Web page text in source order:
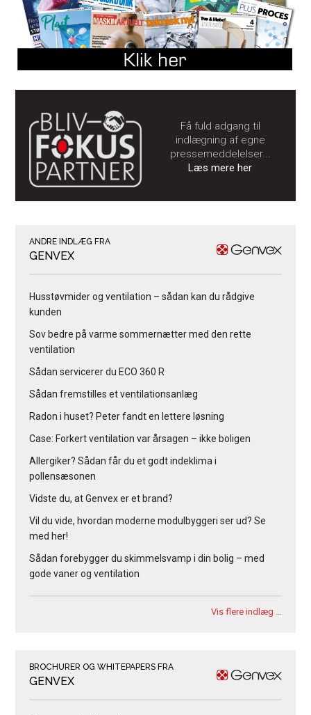
Få fuld adgang til
indlægning af egne
pressemeddelelser...
Læs mere her
ANDRE INDLÆG FRA
GENVEX
Husstøvmider og ventilation – sådan kan du rådgive
kunden
Sov bedre på varme sommernætter med den rette
ventilation
Sådan servicerer du ECO 360 R
Sådan fremstilles et ventilationsanlæg
Radon i huset? Peter fandt en lettere løsning
Case: Forkert ventilation var årsagen – ikke boligen
Allergiker? Sådan får du et godt indeklima i
pollensæsonen
Vidste du, at Genvex er et brand?
Vil du vide, hvordan moderne modulbyggeri ser ud? Se
med her!
Sådan forebygger du skimmelsvamp i din bolig – med
gode vaner og ventilation
Vis flere indlæg …
BROCHURER OG WHITEPAPERS FRA
GENVEX